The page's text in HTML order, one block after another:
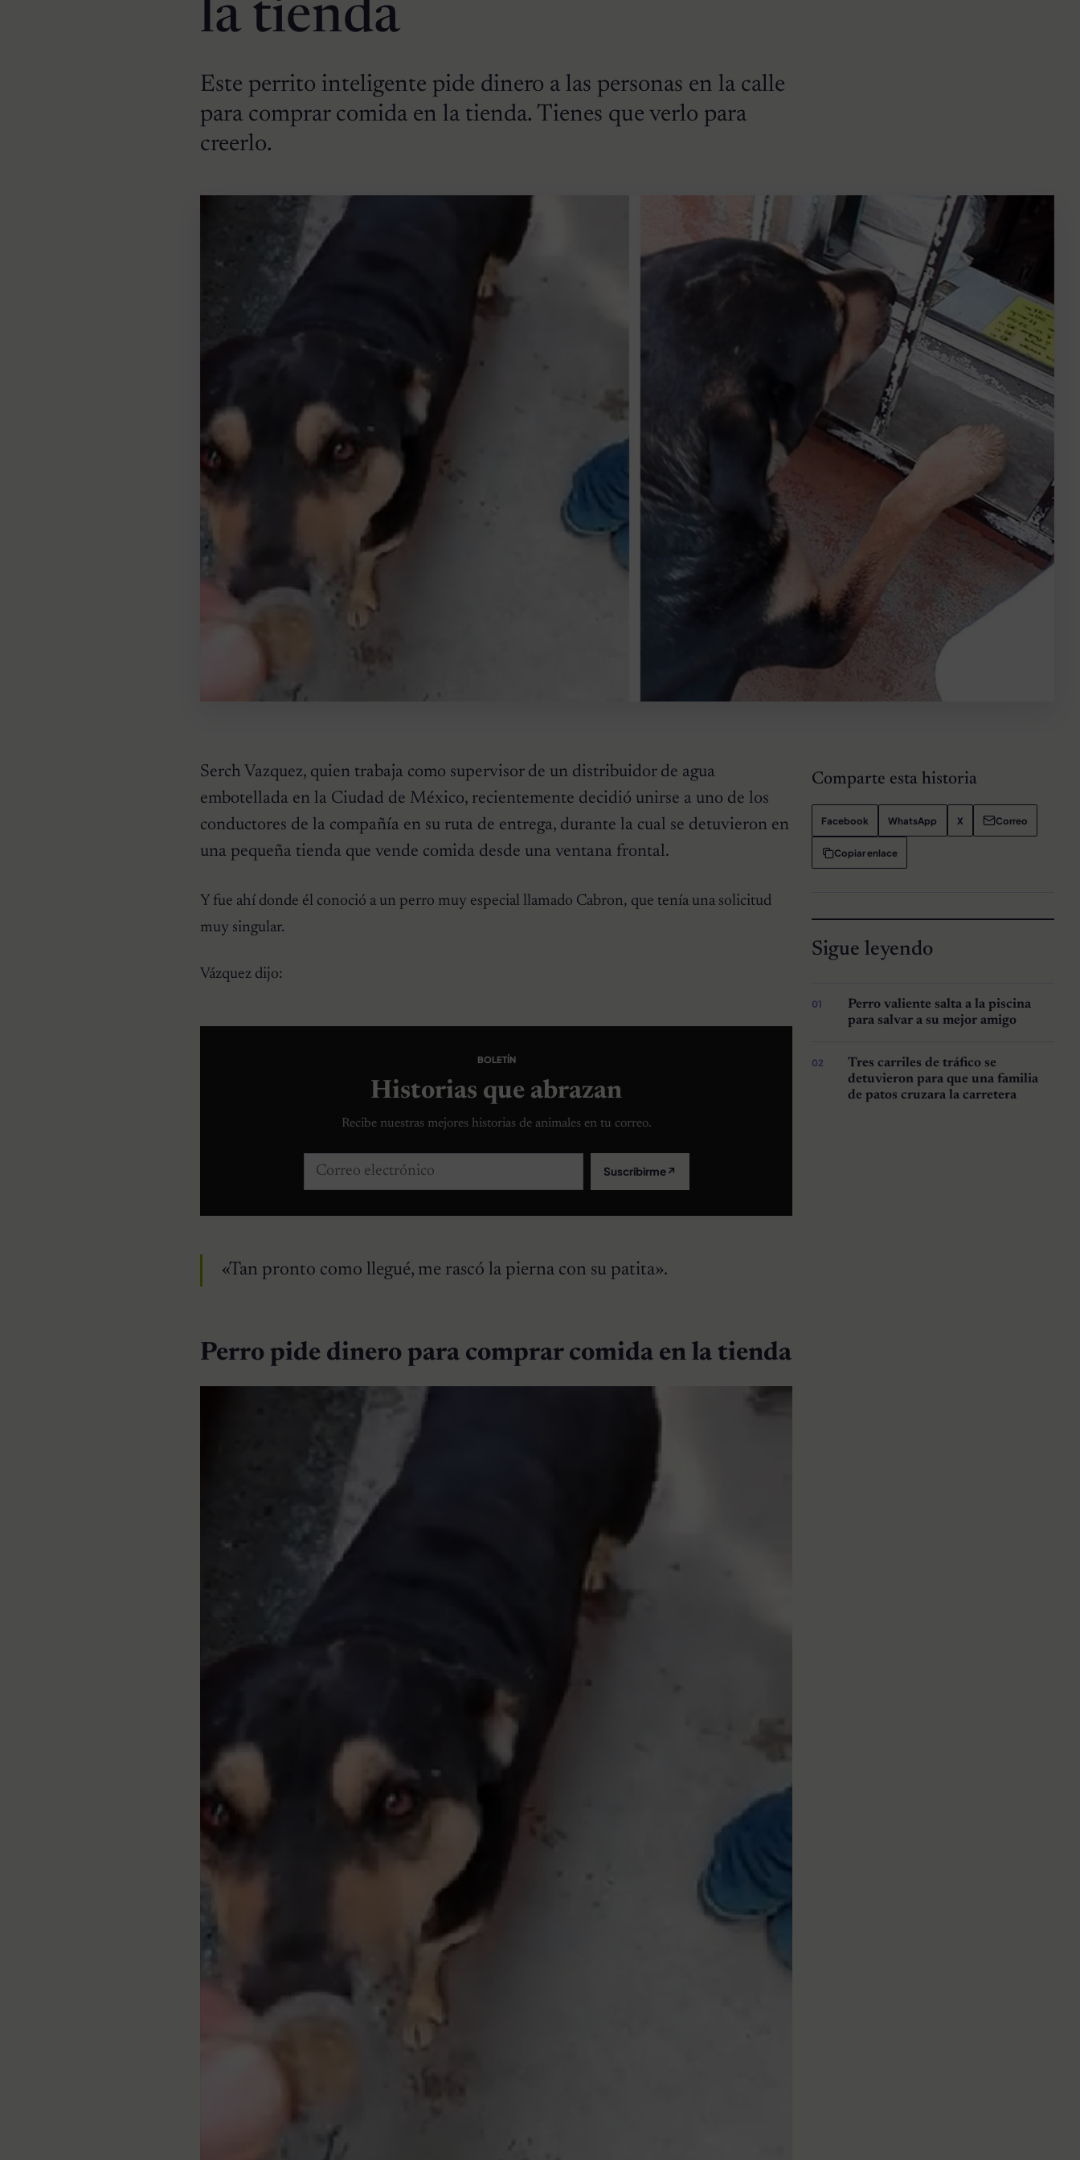
la tienda
Este perrito inteligente pide dinero a las personas en la calle
para comprar comida en la tienda. Tienes que verlo para
creerlo.
Serch Vazquez, quien trabaja como supervisor de un distribuidor de agua
embotellada en la Ciudad de México, recientemente decidió unirse a uno de los
conductores de la compañía en su ruta de entrega, durante la cual se detuvieron en
una pequeña tienda que vende comida desde una ventana frontal.
Y fue ahí donde él conoció a un perro muy especial llamado Cabron, que tenía una solicitud
muy singular.
Vázquez dijo:
BOLETÍN
Historias que abrazan
Recibe nuestras mejores historias de animales en tu correo.
Correo electrónico Suscribirme↗
«Tan pronto como llegué, me rascó la pierna con su patita».
Perro pide dinero para comprar comida en la tienda
Comparte esta historia
Facebook WhatsApp X Correo
Copiar enlace
Sigue leyendo
Perro valiente salta a la piscina
para salvar a su mejor amigo
Tres carriles de tráfico se
detuvieron para que una familia
de patos cruzara la carretera